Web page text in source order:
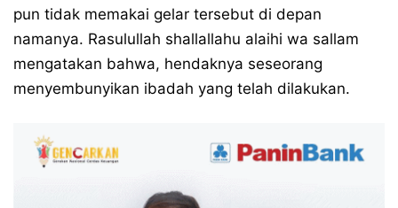
pun tidak memakai gelar tersebut di depan
namanya. Rasulullah shallallahu alaihi wa sallam
mengatakan bahwa, hendaknya seseorang
menyembunyikan ibadah yang telah dilakukan.